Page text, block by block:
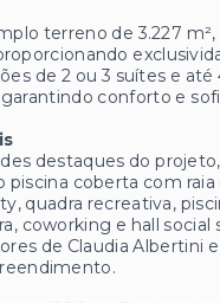
terreno de 3.227
de 2 ou 3 suítes e
conforto e
destaques do
piscina coberta com
quadra recreativa,
coworking e hall
de Claudia Albertini